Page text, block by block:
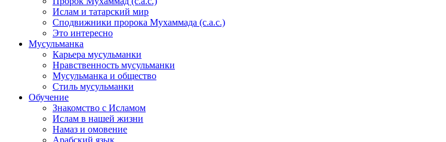
Ислам и татарский мир
Сподвижники пророка Мухаммада (с.а.с.)
Это интересно
Мусульманка
Карьера мусульманки
Нравственность мусульманки
Мусульманка и общество
Стиль мусульманки
Обучение
Знакомство с Исламом
Ислам в нашей жизни
Намаз и омовение
Арабский язык